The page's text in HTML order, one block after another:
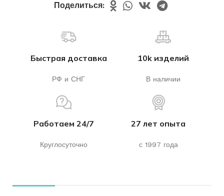
Поделиться:
Быстрая доставка
РФ и СНГ
10k изделий
В наличии
Работаем 24/7
Круглосуточно
27 лет опыта
с 1997 года